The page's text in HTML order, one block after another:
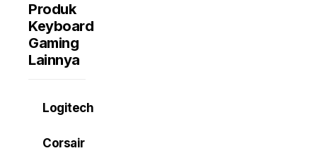
Produk
Keyboard
Gaming
Lainnya
Logitech
Corsair